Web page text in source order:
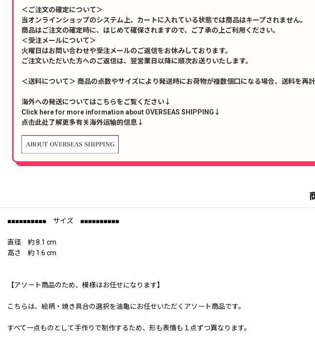
＜ご注文の確定について＞
当オンラインショップのシステム上、カートに入れている状態では商品はキープされません。
商品はご注文の確定時に、はじめて確保されますので、ご了承の上ご利用ください。
＜受注メールについて＞
火曜日はお問い合わせや受注メールのご返信をお休みしております。
ご注文いただいた方へのご返信は、翌営業日以降に順次お送りいたします。
＜送料について＞ 商品の点数やサイズにより発送時にお荷物が複数個口になる場合、送料を再
海外への発送についてはこちらをご覧ください↓
Click here for more information about OVERSEAS SHIPPING↓
点击此处了解更多有关海外运输的信息↓
■■■■■■■■■■ サイズ ■■■■■■■■■■
直径 約 8.1 cm
高さ 約 1.6 cm
【アソート商品のため、模様はお任せになります】
こちらは、絵柄・焼き具合の選択を油亀にお任せいただくアソート商品です。
すべて一点ものとして手作りで制作するため、形も表情も１点ずつ異なります。